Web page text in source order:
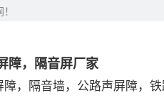
障，隔音屏厂家
障，隔音墙，公路声屏障，